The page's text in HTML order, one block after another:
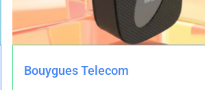
Bouygues Telecom